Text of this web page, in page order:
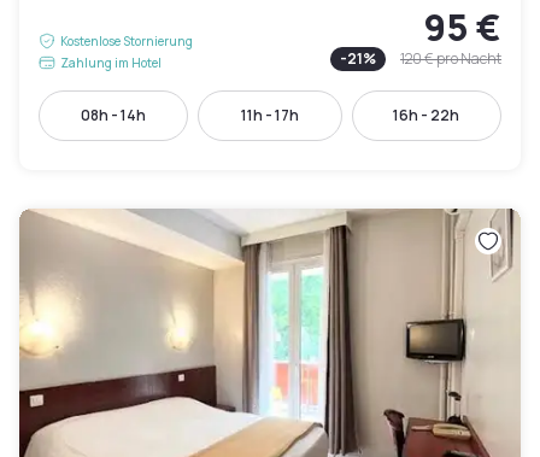
Kostenlose Stornierung
Zahlung im Hotel
95 €
-21% 120 €pro Nacht
08h - 14h 11h - 17h 16h - 22h